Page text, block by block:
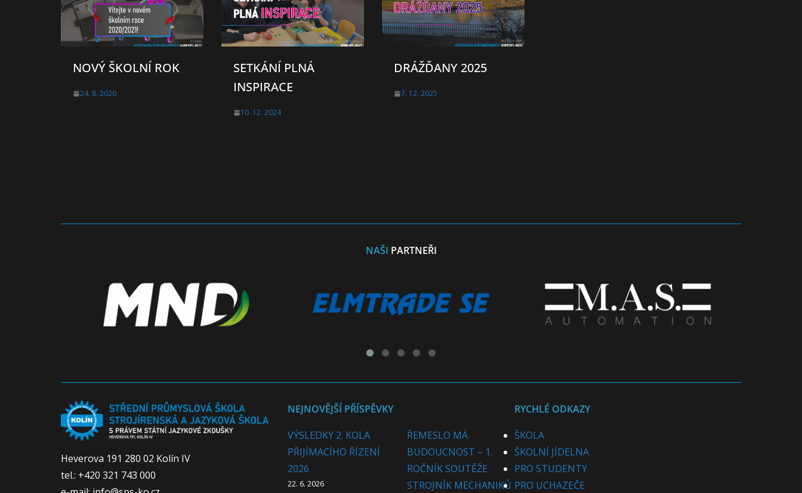
NOVÝ ŠKOLNÍ ROK
24. 8. 2020
SETKÁNÍ PLNÁ
INSPIRACE
10. 12. 2024
DRÁŽĎANY 2025
7. 12. 2025
NAŠI PARTNEŘI
Heverova 191 280 02 Kolín IV
tel.: +420 321 743 000
NEJNOVĚJŠÍ PŘÍSPĚVKY
VÝSLEDKY 2. KOLA
PŘIJÍMACÍHO ŘÍZENÍ
2026
22. 6. 2026
ŘEMESLO MÁ
BUDOUCNOST – 1.
ROČNÍK SOUTĚŽE
STROJNÍK MECHANIKŮ
RYCHLÉ ODKAZY
ŠKOLA
ŠKOLNÍ JÍDELNA
PRO STUDENTY
PRO UCHAZEČE